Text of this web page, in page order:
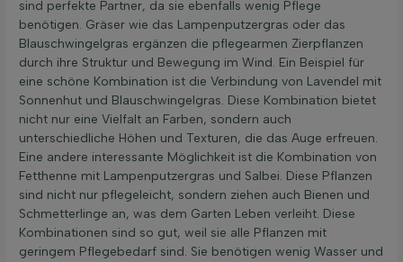
sind perfekte Partner, da sie ebenfalls wenig Pflege
benötigen. Gräser wie das Lampenputzergras oder das
Blauschwingelgras ergänzen die pflegearmen Zierpflanzen
durch ihre Struktur und Bewegung im Wind. Ein Beispiel für
eine schöne Kombination ist die Verbindung von Lavendel mit
Sonnenhut und Blauschwingelgras. Diese Kombination bietet
nicht nur eine Vielfalt an Farben, sondern auch
unterschiedliche Höhen und Texturen, die das Auge erfreuen.
Eine andere interessante Möglichkeit ist die Kombination von
Fetthenne mit Lampenputzergras und Salbei. Diese Pflanzen
sind nicht nur pflegeleicht, sondern ziehen auch Bienen und
Schmetterlinge an, was dem Garten Leben verleiht. Diese
Kombinationen sind so gut, weil sie alle Pflanzen mit
geringem Pflegebedarf sind. Sie benötigen wenig Wasser und